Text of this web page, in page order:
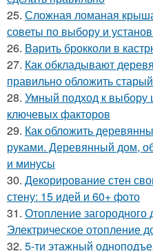
25. Сложная ломаная
советы по выбору и
26. Варить брокколи в
27. Как обкладывают
правильно обложить
28. Умный подход к выбору
ключевых факторов
29. Как обложить
руками. Деревянный дом,
и минусы
30. Декорирование стен
стену: 15 идей и 60+ фото
31. Отопление загородного
Электрическое отопление
32. 5-ти этажный